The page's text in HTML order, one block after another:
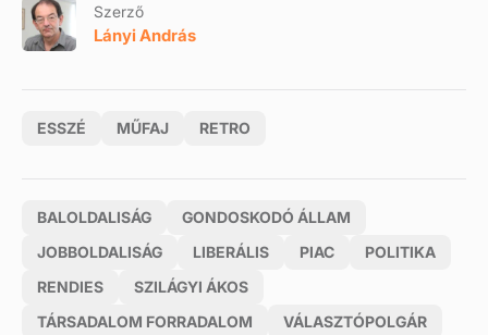
Szerző
Lányi András
ESSZÉ MŰFAJ RETRO
BALOLDALISÁG
GONDOSKODÓ ÁLLAM
JOBBOLDALISÁG
LIBERÁLIS PIAC
POLITIKA
RENDIES
SZILÁGYI ÁKOS
TÁRSADALOM FORRADALOM
VÁLASZTÓPOLGÁR